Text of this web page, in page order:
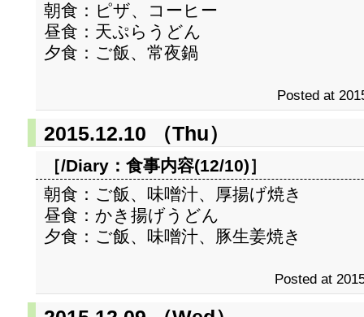
朝食：ピザ、コーヒー
昼食：天ぷらうどん
夕食：ご飯、常夜鍋
Posted at
2015.12.10 （Thu）
［/Diary： 食事内容(12/10)］
朝食：ご飯、味噌汁、厚揚げ焼き
昼食：かき揚げうどん
夕食：ご飯、味噌汁、豚生姜焼き
Posted at